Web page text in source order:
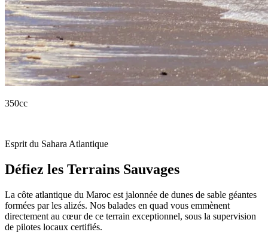
350cc
Esprit du Sahara Atlantique
Défiez les Terrains Sauvages
La côte atlantique du Maroc est jalonnée de dunes de sable géantes
formées par les alizés. Nos balades en quad vous emmènent
directement au cœur de ce terrain exceptionnel, sous la supervision
de pilotes locaux certifiés.